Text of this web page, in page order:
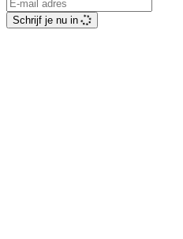
Schrijf je nu in